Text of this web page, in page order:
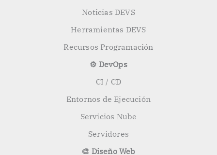
Noticias DEVS
Herramientas DEVS
Recursos Programación
⚙️ DevOps
CI / CD
Entornos de Ejecución
Servicios Nube
Servidores
🎨 Diseño Web